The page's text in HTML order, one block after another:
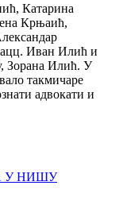
Катарина
Крњаић,
ацц. Иван Илић и
Зорана Илић. У
такмичаре
адвокати и
У НИШУ